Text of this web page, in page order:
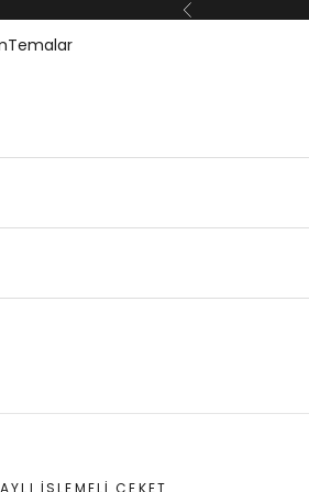
Geri
Temalar
İŞLEMELI CEKET